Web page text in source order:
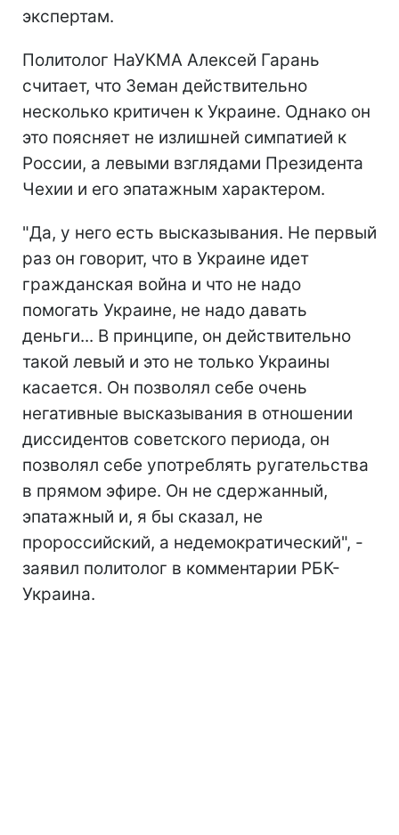
экспертам.
Политолог НаУКМА Алексей Гарань
считает, что Земан действительно
несколько критичен к Украине. Однако он
это поясняет не излишней симпатией к
России, а левыми взглядами Президента
Чехии и его эпатажным характером.
"Да, у него есть высказывания. Не первый
раз он говорит, что в Украине идет
гражданская война и что не надо
помогать Украине, не надо давать
деньги... В принципе, он действительно
такой левый и это не только Украины
касается. Он позволял себе очень
негативные высказывания в отношении
диссидентов советского периода, он
позволял себе употреблять ругательства
в прямом эфире. Он не сдержанный,
эпатажный и, я бы сказал, не
пророссийский, а недемократический", -
заявил политолог в комментарии РБК-
Украина.